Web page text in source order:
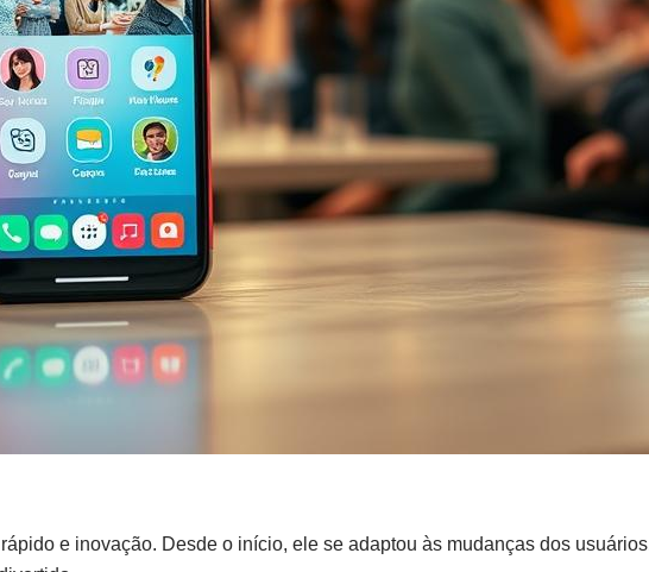
e inovação. Desde o início, ele se adaptou às mudanças dos